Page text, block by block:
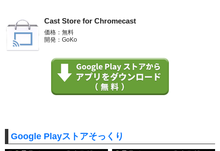
Cast Store for Chromecast
価格：無料
開発：GoKo
Google Playストアそっくり